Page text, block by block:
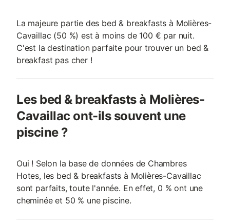
La majeure partie des bed & breakfasts à Molières-
Cavaillac (50 %) est à moins de 100 € par nuit.
C'est la destination parfaite pour trouver un bed &
breakfast pas cher !
Les bed & breakfasts à Molières-
Cavaillac ont-ils souvent une
piscine ?
Oui ! Selon la base de données de Chambres
Hotes, les bed & breakfasts à Molières-Cavaillac
sont parfaits, toute l'année. En effet, 0 % ont une
cheminée et 50 % une piscine.